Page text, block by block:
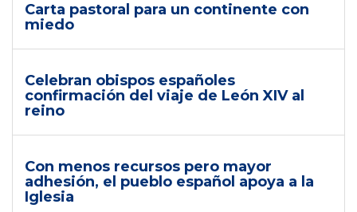
Carta pastoral para un continente con
miedo
Celebran obispos españoles
confirmación del viaje de León XIV al
reino
Con menos recursos pero mayor
adhesión, el pueblo español apoya a la
Iglesia